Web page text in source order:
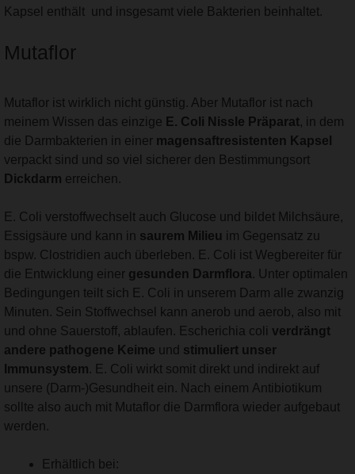
Kapsel enthält und insgesamt viele Bakterien beinhaltet.
Mutaflor
Mutaflor ist wirklich nicht günstig. Aber Mutaflor ist nach
meinem Wissen das einzige E. Coli Nissle Präparat, in dem
die Darmbakterien in einer magensaftresistenten Kapsel
verpackt sind und so viel sicherer den Bestimmungsort
Dickdarm erreichen.
E. Coli verstoffwechselt auch Glucose und bildet Milchsäure,
Essigsäure und kann in saurem Milieu im Gegensatz zu
bspw. Clostridien auch überleben. E. Coli ist Wegbereiter für
die Entwicklung einer gesunden Darmflora. Unter optimalen
Bedingungen teilt sich E. Coli in unserem Darm alle zwanzig
Minuten. Sein Stoffwechsel kann anerob und aerob, also mit
und ohne Sauerstoff, ablaufen. Escherichia coli verdrängt
andere pathogene Keime und stimuliert unser
Immunsystem. E. Coli wirkt somit direkt und indirekt auf
unsere (Darm-)Gesundheit ein. Nach einem Antibiotikum
sollte also auch mit Mutaflor die Darmflora wieder aufgebaut
werden.
Erhältlich bei: